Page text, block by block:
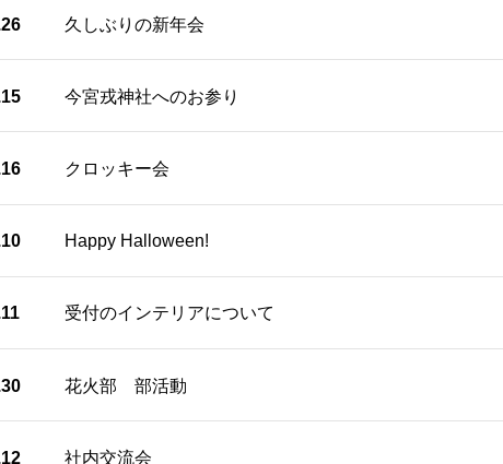
久しぶりの新年会
今宮戎神社へのお参り
クロッキー会
Happy Halloween!
受付のインテリアについて
花火部 部活動
社内交流会